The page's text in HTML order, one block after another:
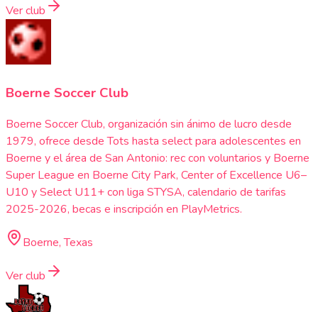
Ver club
Boerne Soccer Club
Boerne Soccer Club, organización sin ánimo de lucro desde
1979, ofrece desde Tots hasta select para adolescentes en
Boerne y el área de San Antonio: rec con voluntarios y Boerne
Super League en Boerne City Park, Center of Excellence U6–
U10 y Select U11+ con liga STYSA, calendario de tarifas
2025-2026, becas e inscripción en PlayMetrics.
Boerne, Texas
Ver club